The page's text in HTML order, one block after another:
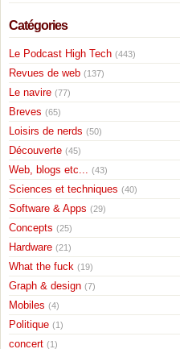
Catégories
Le Podcast High Tech (443)
Revues de web (137)
Le navire (77)
Breves (65)
Loisirs de nerds (50)
Découverte (45)
Web, blogs etc... (43)
Sciences et techniques (40)
Software & Apps (29)
Concepts (25)
Hardware (21)
What the fuck (19)
Graph & design (7)
Mobiles (4)
Politique (1)
concert (1)